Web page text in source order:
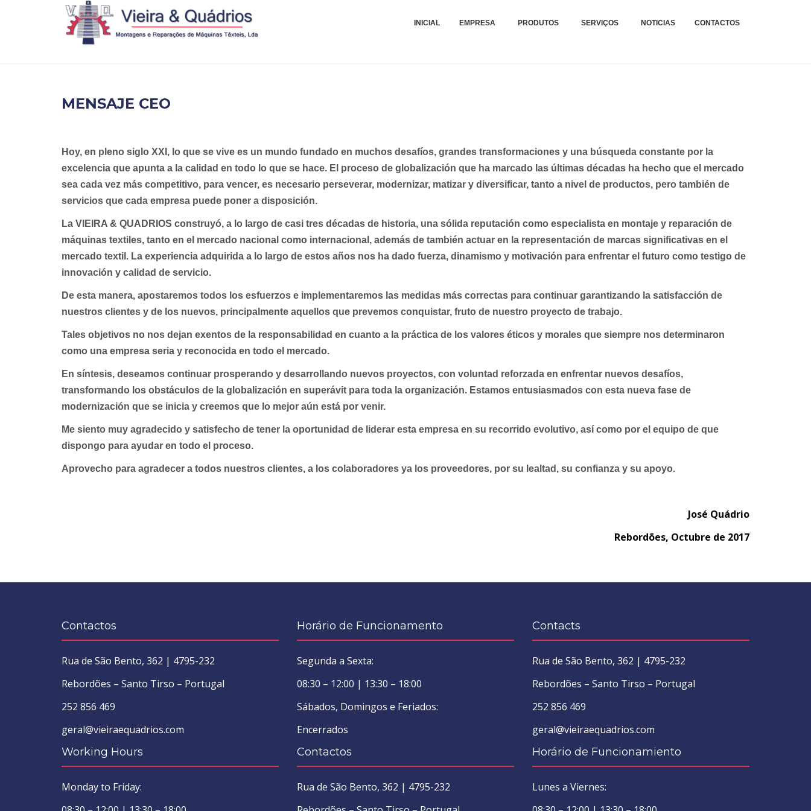
VIEIRA E QUÁDRIOS - MONTAGENS E REPARAÇÕES
INICIAL EMPRESA PRODUTOS SERVIÇOS NOTICIAS CONTACTOS
MENSAJE CEO
Hoy, en pleno siglo XXI, lo que se vive es un mundo fundado en muchos desafíos, grandes transformaciones y una búsqueda constante por la
excelencia que apunta a la calidad en todo lo que se hace. El proceso de globalización que ha marcado las últimas décadas ha hecho que el mercado
sea cada vez más competitivo, para vencer, es necesario perseverar, modernizar, matizar y diversificar, tanto a nivel de productos, pero también de
servicios que cada empresa puede poner a disposición.
La VIEIRA & QUADRIOS construyó, a lo largo de casi tres décadas de historia, una sólida reputación como especialista en montaje y reparación de
máquinas textiles, tanto en el mercado nacional como internacional, además de también actuar en la representación de marcas significativas en el
mercado textil. La experiencia adquirida a lo largo de estos años nos ha dado fuerza, dinamismo y motivación para enfrentar el futuro como testigo de
innovación y calidad de servicio.
De esta manera, apostaremos todos los esfuerzos e implementaremos las medidas más correctas para continuar garantizando la satisfacción de
nuestros clientes y de los nuevos, principalmente aquellos que prevemos conquistar, fruto de nuestro proyecto de trabajo.
Tales objetivos no nos dejan exentos de la responsabilidad en cuanto a la práctica de los valores éticos y morales que siempre nos determinaron
como una empresa seria y reconocida en todo el mercado.
En síntesis, deseamos continuar prosperando y desarrollando nuevos proyectos, con voluntad reforzada en enfrentar nuevos desafíos,
transformando los obstáculos de la globalización en superávit para toda la organización. Estamos entusiasmados con esta nueva fase de
modernización que se inicia y creemos que lo mejor aún está por venir.
Me siento muy agradecido y satisfecho de tener la oportunidad de liderar esta empresa en su recorrido evolutivo, así como por el equipo de que
dispongo para ayudar en todo el proceso.
Aprovecho para agradecer a todos nuestros clientes, a los colaboradores ya los proveedores, por su lealtad, su confianza y su apoyo.
José Quádrio
Rebordões, Octubre de 2017
Contactos
Rua de São Bento, 362 | 4795-232
Rebordões – Santo Tirso – Portugal
252 856 469
geral@vieiraequadrios.com
Horário de Funcionamento
Segunda a Sexta:
08:30 – 12:00 | 13:30 – 18:00
Sábados, Domingos e Feriados:
Encerrados
Contacts
Rua de São Bento, 362 | 4795-232
Rebordões – Santo Tirso – Portugal
252 856 469
geral@vieiraequadrios.com
Working Hours
Monday to Friday:
Contactos
Rua de São Bento, 362 | 4795-232
Horário de Funcionamiento
Lunes a Viernes: